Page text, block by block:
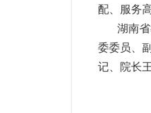
配、服务
湖南
委委员、
记、院长